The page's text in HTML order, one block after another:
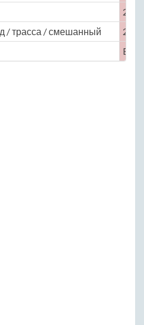
2.8
/ трасса / смешанный
24.7
Euro